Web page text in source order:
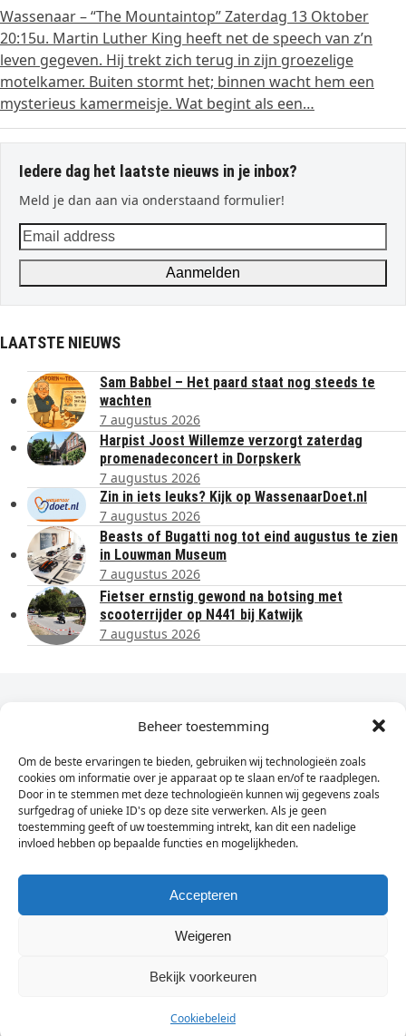
Beheer toestemming
Om de beste ervaringen te bieden, gebruiken wij technologieën zoals
cookies om informatie over je apparaat op te slaan en/of te raadplegen.
Door in te stemmen met deze technologieën kunnen wij gegevens zoals
surfgedrag of unieke ID's op deze site verwerken. Als je geen
toestemming geeft of uw toestemming intrekt, kan dit een nadelige
invloed hebben op bepaalde functies en mogelijkheden.
Accepteren
Weigeren
Bekijk voorkeuren
Cookiebeleid
Wassenaar – “The Mountaintop” Zaterdag 13 Oktober
20:15u. Martin Luther King heeft net de speech van z’n
leven gegeven. Hij trekt zich terug in zijn groezelige
motelkamer. Buiten stormt het; binnen wacht hem een
mysterieus kamermeisje. Wat begint als een…
Iedere dag het laatste nieuws in je inbox?
Meld je dan aan via onderstaand formulier!
Email
address
Aanmelden
LAATSTE NIEUWS
Sam Babbel – Het paard staat nog steeds te
wachten
7 augustus 2026
Harpist Joost Willemze verzorgt zaterdag
promenadeconcert in Dorpskerk
7 augustus 2026
Zin in iets leuks? Kijk op WassenaarDoet.nl
7 augustus 2026
Beasts of Bugatti nog tot eind augustus te zien
in Louwman Museum
7 augustus 2026
Fietser ernstig gewond na botsing met
scooterrijder op N441 bij Katwijk
7 augustus 2026
Dagelijks het laatste nieuws in je e-mail?
Vul
hier
je
e-
mailadres
in
Sign Up